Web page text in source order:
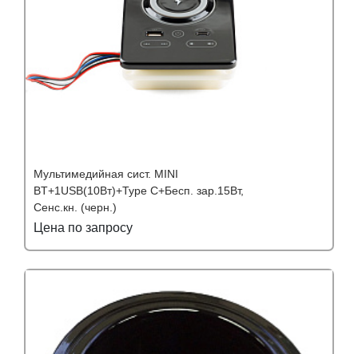
Мультимедийная сист. MINI
BT+1USB(10Вт)+Type C+Бесп. зар.15Вт,
Сенс.кн. (черн.)
Цена по запросу